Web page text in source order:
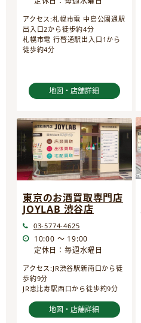
アクセス:札幌市電 中島公園通駅
出入口2から徒歩約4分
札幌市電 行啓通駅出入口1から
徒歩約4分
地図・店舗詳細
東京のお酒買取専門店
JOYLAB 渋谷店
03-5774-4625
10:00 ～ 19:00
定休日：毎週水曜日
アクセス:JR渋谷駅新南口から徒
歩約9分
JR恵比寿駅西口から徒歩約9分
地図・店舗詳細